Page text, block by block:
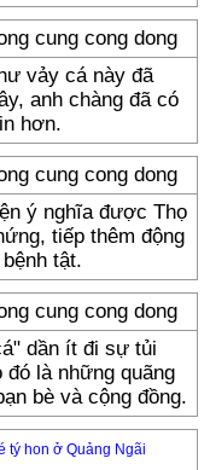
vảy cá này đã
anh chàng đã có
hơn.
ý nghĩa được Thọ
tiếp thêm động
tật.
dần ít đi sự tủi
là những quãng
bè và cộng đồng.
tý hon ở Quảng Ngãi